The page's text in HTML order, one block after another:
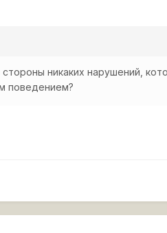
никаких нарушений,
поведением?